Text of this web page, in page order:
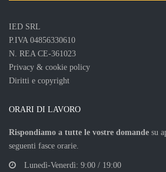
IED SRL
P.IVA 04856330610
N. REA CE-361023
Privacy & cookie policy
Diritti e copyright
ORARI DI LAVORO
Rispondiamo a tutte le vostre domande su
seguenti fasce orarie.
Lunedì-Venerdì: 9:00 / 19:00